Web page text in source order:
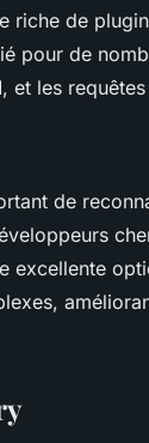
riche de
pour de
et les
de
excellente